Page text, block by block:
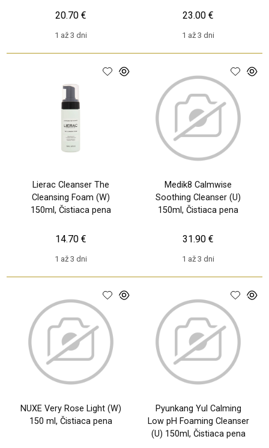
1 až 3 dni
20.70 €
1 až 3 dni
23.00 €
Lierac Cleanser The
Cleansing Foam (W)
150ml, Čistiaca pena
1 až 3 dni
14.70 €
Medik8 Calmwise
Soothing Cleanser (U)
150ml, Čistiaca pena
1 až 3 dni
31.90 €
NUXE Very Rose Light (W)
150 ml, Čistiaca pena
Pyunkang Yul Calming
Low pH Foaming Cleanser
(U) 150ml, Čistiaca pena